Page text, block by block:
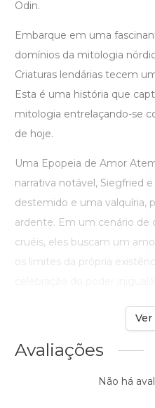
Odin.
Embarque em uma
domínios da mitologia
Criaturas lendárias tecem
Esta é uma história que
mitologia entrelaçando-se
de hoje.
Uma Epopeia de Amor
narrativa notável, Siegfried
destemido e uma valquíria,
ardente. Em um cenário de
cruéis, eles buscam um
os limites da própria
Ver
Avaliações
Não há